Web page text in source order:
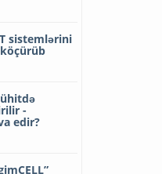
sistemlərini
-
edir?